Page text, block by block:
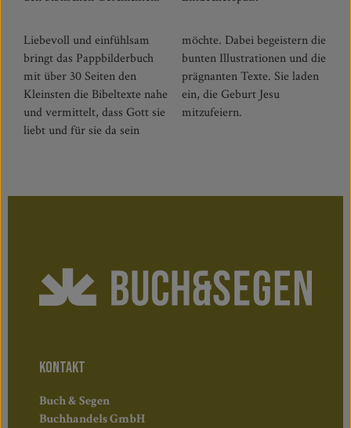
Liebevoll und einfühlsam
bringt das Pappbilderbuch
mit über 30 Seiten den
Kleinsten die Bibeltexte nahe
und vermittelt, dass Gott sie
liebt und für sie da sein
möchte. Dabei begeistern die
bunten Illustrationen und die
prägnanten Texte. Sie laden
ein, die Geburt Jesu
mitzufeiern.
KONTAKT
Buch & Segen
Buchhandels GmbH